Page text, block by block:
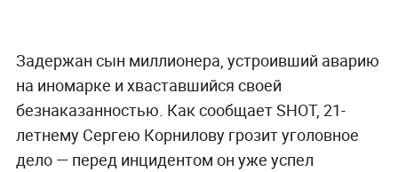
Задержан сын миллионера, устроивший аварию
на иномарке и хваставшийся своей
безнаказанностью. Как сообщает SHOT, 21-
летнему Сергею Корнилову грозит уголовное
дело — перед инцидентом он уже успел